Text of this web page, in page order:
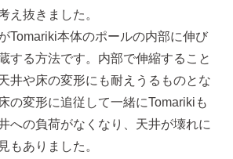
え抜きました。
Tomariki本体のポールの内部に伸び
する方法です。内部で伸縮すること
井や床の変形にも耐えうるものとな
の変形に追従して一緒にTomarikiも
への負荷がなくなり、天井が壊れに
もありました。